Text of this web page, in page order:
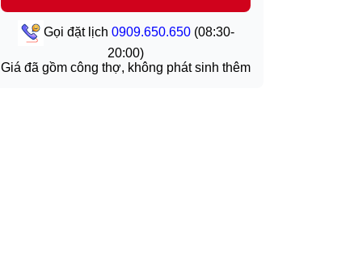
Gọi đặt lịch 0909.650.650(08:30-
20:00)
Giá đã gồm công thợ, không phát sinh thêm